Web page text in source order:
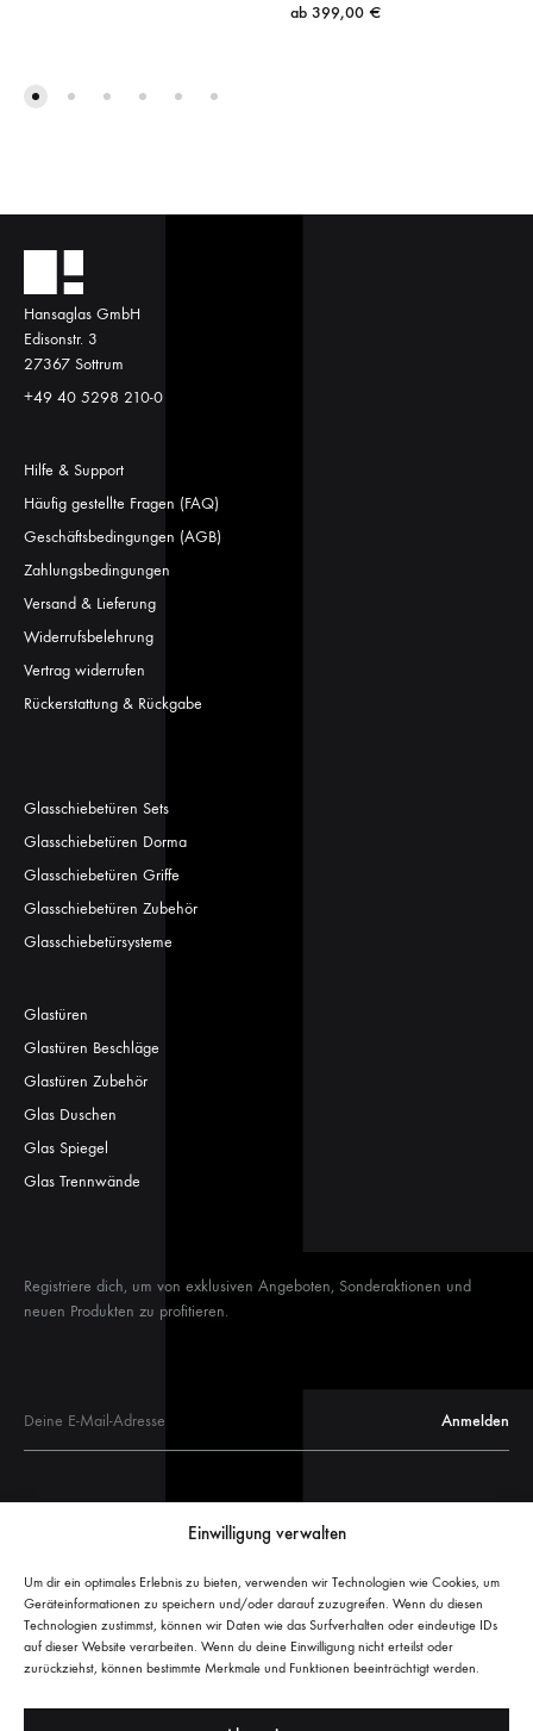
Einwilligung verwalten
Um dir ein optimales Erlebnis zu bieten, verwenden wir Technologien wie Cookies, um
Geräteinformationen zu speichern und/oder darauf zuzugreifen. Wenn du diesen
Technologien zustimmst, können wir Daten wie das Surfverhalten oder eindeutige IDs
auf dieser Website verarbeiten. Wenn du deine Einwilligung nicht erteilst oder
zurückziehst, können bestimmte Merkmale und Funktionen beeinträchtigt werden.
ab 399,00 €
Hansaglas GmbH
Edisonstr. 3
27367 Sottrum
+49 40 5298 210-0
Hilfe & Support
Häufig gestellte Fragen (FAQ)
Geschäftsbedingungen (AGB)
Zahlungsbedingungen
Versand & Lieferung
Widerrufsbelehrung
Vertrag widerrufen
Rückerstattung & Rückgabe
Glasschiebetüren Sets
Glasschiebetüren Dorma
Glasschiebetüren Griffe
Glasschiebetüren Zubehör
Glasschiebetürsysteme
Glastüren
Glastüren Beschläge
Glastüren Zubehör
Glas Duschen
Glas Spiegel
Glas Trennwände
Registriere dich, um von exklusiven Angeboten, Sonderaktionen und
neuen Produkten zu profitieren.
Glasschiebetüren
Glasschiebetür Maße
Welche Glasschiebetür passt?
Glasschiebetür Sondermaß